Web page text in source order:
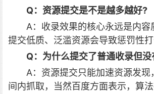
Q：资源提交是不是越多越好?
A：收录效果的核心永远是内容
提交低质、泛滥资源会导致惩罚性打
Q：为什么提交了普通收录但没
A：资源提交只能加速资源发现
间内抓取，当然百度方面表示，算